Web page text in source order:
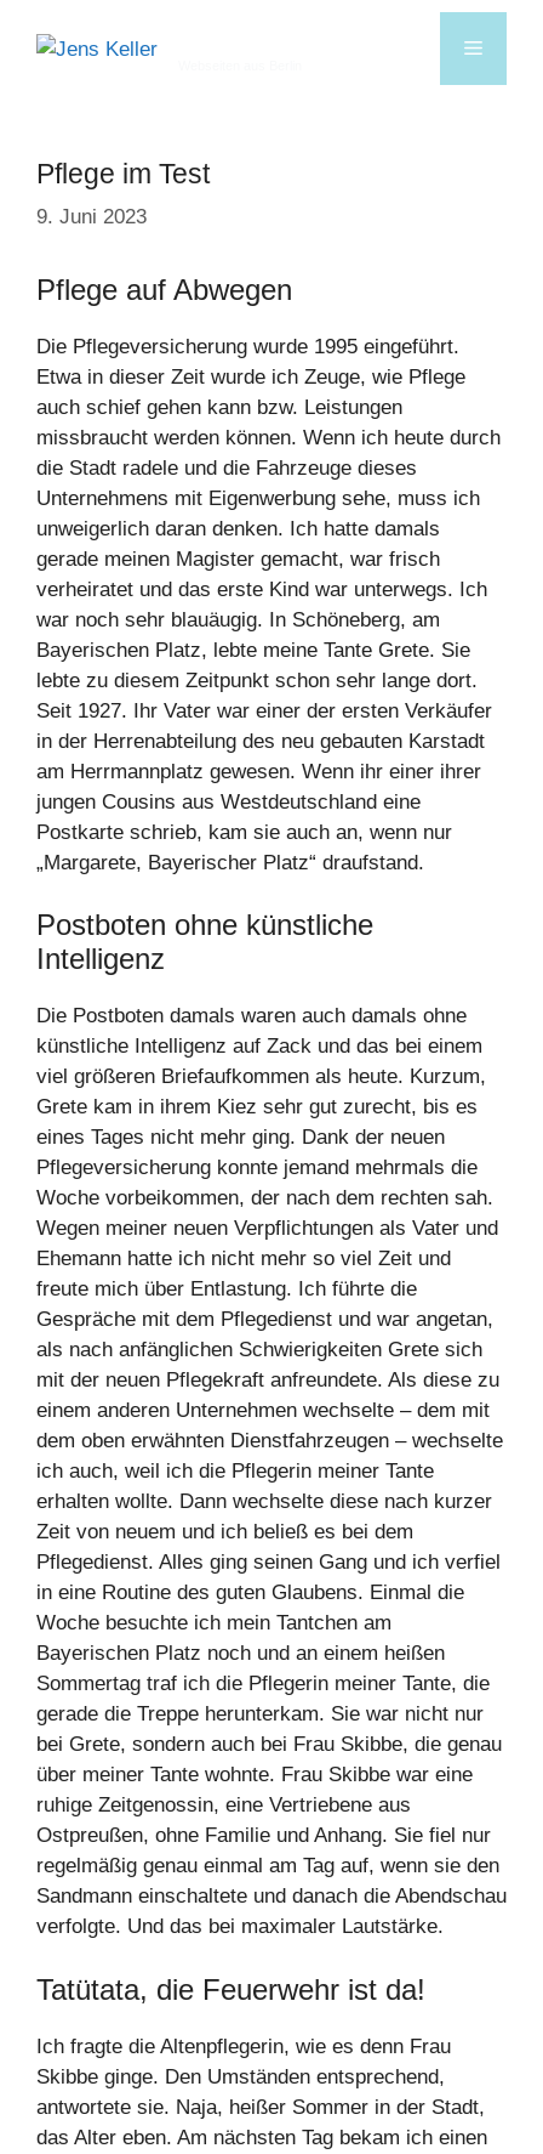
Pflege im Test
9. Juni 2023
Pflege auf Abwegen
Die Pflegeversicherung wurde 1995 eingeführt.
Etwa in dieser Zeit wurde ich Zeuge, wie Pflege
auch schief gehen kann bzw. Leistungen
missbraucht werden können. Wenn ich heute durch
die Stadt radele und die Fahrzeuge dieses
Unternehmens mit Eigenwerbung sehe, muss ich
unweigerlich daran denken. Ich hatte damals
gerade meinen Magister gemacht, war frisch
verheiratet und das erste Kind war unterwegs. Ich
war noch sehr blauäugig. In Schöneberg, am
Bayerischen Platz, lebte meine Tante Grete. Sie
lebte zu diesem Zeitpunkt schon sehr lange dort.
Seit 1927. Ihr Vater war einer der ersten Verkäufer
in der Herrenabteilung des neu gebauten Karstadt
am Herrmannplatz gewesen. Wenn ihr einer ihrer
jungen Cousins aus Westdeutschland eine
Postkarte schrieb, kam sie auch an, wenn nur
„Margarete, Bayerischer Platz“ draufstand.
Postboten ohne künstliche
Intelligenz
Die Postboten damals waren auch damals ohne
künstliche Intelligenz auf Zack und das bei einem
viel größeren Briefaufkommen als heute. Kurzum,
Grete kam in ihrem Kiez sehr gut zurecht, bis es
eines Tages nicht mehr ging. Dank der neuen
Pflegeversicherung konnte jemand mehrmals die
Woche vorbeikommen, der nach dem rechten sah.
Wegen meiner neuen Verpflichtungen als Vater und
Ehemann hatte ich nicht mehr so viel Zeit und
freute mich über Entlastung. Ich führte die
Gespräche mit dem Pflegedienst und war angetan,
als nach anfänglichen Schwierigkeiten Grete sich
mit der neuen Pflegekraft anfreundete. Als diese zu
einem anderen Unternehmen wechselte – dem mit
dem oben erwähnten Dienstfahrzeugen – wechselte
ich auch, weil ich die Pflegerin meiner Tante
erhalten wollte. Dann wechselte diese nach kurzer
Zeit von neuem und ich beließ es bei dem
Pflegedienst. Alles ging seinen Gang und ich verfiel
in eine Routine des guten Glaubens. Einmal die
Woche besuchte ich mein Tantchen am
Bayerischen Platz noch und an einem heißen
Sommertag traf ich die Pflegerin meiner Tante, die
gerade die Treppe herunterkam. Sie war nicht nur
bei Grete, sondern auch bei Frau Skibbe, die genau
über meiner Tante wohnte. Frau Skibbe war eine
ruhige Zeitgenossin, eine Vertriebene aus
Ostpreußen, ohne Familie und Anhang. Sie fiel nur
regelmäßig genau einmal am Tag auf, wenn sie den
Sandmann einschaltete und danach die Abendschau
verfolgte. Und das bei maximaler Lautstärke.
Tatütata, die Feuerwehr ist da!
Ich fragte die Altenpflegerin, wie es denn Frau
Skibbe ginge. Den Umständen entsprechend,
antwortete sie. Naja, heißer Sommer in der Stadt,
das Alter eben. Am nächsten Tag bekam ich einen